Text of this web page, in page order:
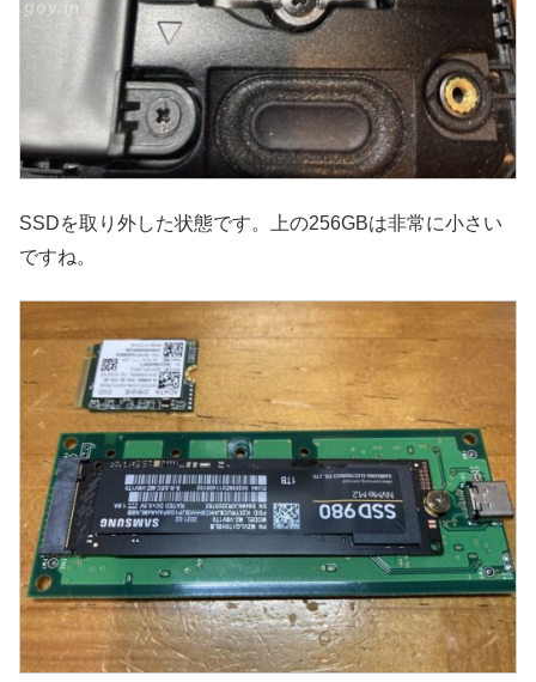
SSDを取り外した状態です。上の256GBは非常に小さい
ですね。